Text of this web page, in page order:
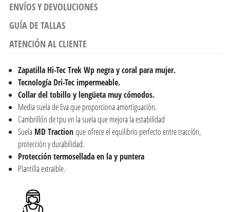
ENVÍOS Y DEVOLUCIONES
GUÍA DE TALLAS
ATENCIÓN AL CLIENTE
Zapatilla Hi-Tec Trek Wp negra y coral para mujer.
Tecnología Dri-Tec impermeable.
Collar del tobillo y lengüeta muy cómodos.
Media suela de Eva que proporciona amortiguación.
Cambrillón de tpu en la suela que mejora la estabilidad
Suela MD Tractionque ofrece el equilibrio perfecto entre tracción,
protección y durabilidad.
Protección termosellada en la y puntera
Plantilla extraible.